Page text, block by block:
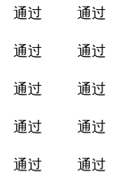
通过 通过
通过 通过
通过 通过
通过 通过
通过 通过